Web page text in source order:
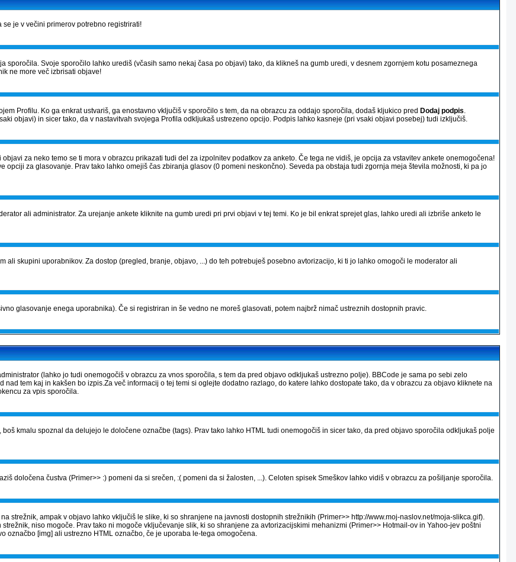
je v večini primerov potrebno registrirati!
sporočila. Svoje sporočilo lahko urediš (včasih samo nekaj časa po objavi) tako, da klikneš na gumb uredi, v desnem zgornjem kotu posameznega
ne more več izbrisati objave!
Profilu. Ko ga enkrat ustvariš, ga enostavno vključiš v sporočilo s tem, da na obrazcu za oddajo sporočila, dodaš kljukico pred Dodaj podpis.
objavi) in sicer tako, da v nastavitvah svojega Profila odkljukaš ustrezeno opcijo. Podpis lahko kasneje (pri vsaki objavi posebej) tudi izključiš.
za neko temo se ti mora v obrazcu prikazati tudi del za izpolnitev podatkov za anketo. Če tega ne vidiš, je opcija za vstavitev ankete onemogočena!
opciji za glasovanje. Prav tako lahko omejiš čas zbiranja glasov (0 pomeni neskončno). Seveda pa obstaja tudi zgornja meja števila možnosti, ki pa jo
ali administrator. Za urejanje ankete kliknite na gumb uredi pri prvi objavi v tej temi. Ko je bil enkrat sprejet glas, lahko uredi ali izbriše anketo le
skupini uporabnikov. Za dostop (pregled, branje, objavo, ...) do teh potrebuješ posebno avtorizacijo, ki ti jo lahko omogoči le moderator ali
glasovanje enega uporabnika). Če si registriran in še vedno ne moreš glasovati, potem najbrž nimač ustreznih dostopnih pravic.
(lahko jo tudi onemogočiš v obrazcu za vnos sporočila, s tem da pred objavo odkljukaš ustrezno polje). BBCode je sama po sebi zelo
tem kaj in kakšen bo izpis.Za več informacij o tej temi si oglejte dodatno razlago, do katere lahko dostopate tako, da v obrazcu za objavo kliknete na
za vpis sporočila.
kmalu spoznal da delujejo le določene označbe (tags). Prav tako lahko HTML tudi onemogočiš in sicer tako, da pred objavo sporočila odkljukaš polje
določena čustva (Primer>> :) pomeni da si srečen, :( pomeni da si žalosten, ...). Celoten spisek Smeškov lahko vidiš v obrazcu za pošiljanje sporočila.
strežnik, ampak v objavo lahko vključiš le slike, ki so shranjene na javnosti dostopnih strežnikih (Primer>> http://www.moj-naslov.net/moja-slikca.gif).
niso mogoče. Prav tako ni mogoče vključevanje slik, ki so shranjene za avtorizacijskimi mehanizmi (Primer>> Hotmail-ov in Yahoo-jev poštni
označbo [img] ali ustrezno HTML označbo, če je uporaba le-tega omogočena.